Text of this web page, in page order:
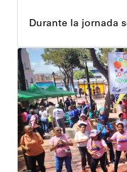
Durante la jornada
El alcalde tomó
Además, estas
Andyvell Román